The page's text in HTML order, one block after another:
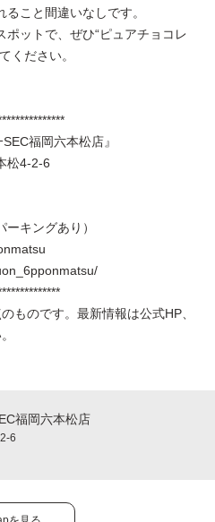
こと間違いなしです。
ットで、ぜひ“ピュアチョコレ
ください。
福岡六本松店』
松4-2-6
キングあり）
ものです。最新情報は公式HP、
福岡六本松店
6